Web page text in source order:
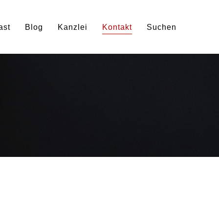
Blog Kanzlei Kontakt Suchen